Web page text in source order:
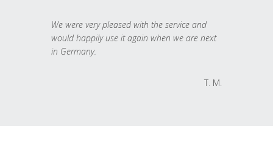
We were very pleased with the service and
would happily use it again when we are next
in Germany.
T. M.